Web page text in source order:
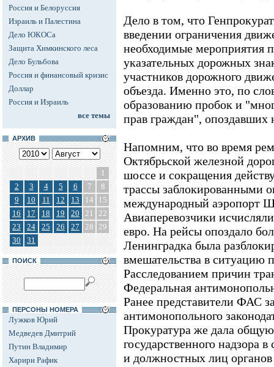
Россия и Белоруссия
Израиль и Палестина
Дело ЮКОСа
Защита Химкинского леса
Дело Бульбова
Россия и финансовый кризис
Доллар
Россия и Израиль
все темы
АРХИВ
1
2
3 4 5 6 7
8
9
10 11 12 13 14
15
16
17 18 19 20 21
22
23
24 25 26 27 28 29
30
31
ПОИСК
ПЕРСОНЫ НОМЕРА
Лужков Юрий
Медведев Дмитрий
Путин Владимир
Харири Рафик
Дело в том, что
введении ограничения
необходимые мероприятия
указательных дорожных
участников дорожного
объезда. Именно это, по
образованию пробок и
прав граждан", опоздавших
Напомним, что во время
Октябрьской железной
шоссе и сокращения
трассы заблокированными
международный аэропорт
Авиаперевозчики
евро. На рейсы опоздало
Ленинградка была
вмешательства в ситуацию
Расследованием причин
Федеральная
Ранее представители ФАС
антимонопольного
Прокуратура же дала
государственного надзора
и должностных лиц